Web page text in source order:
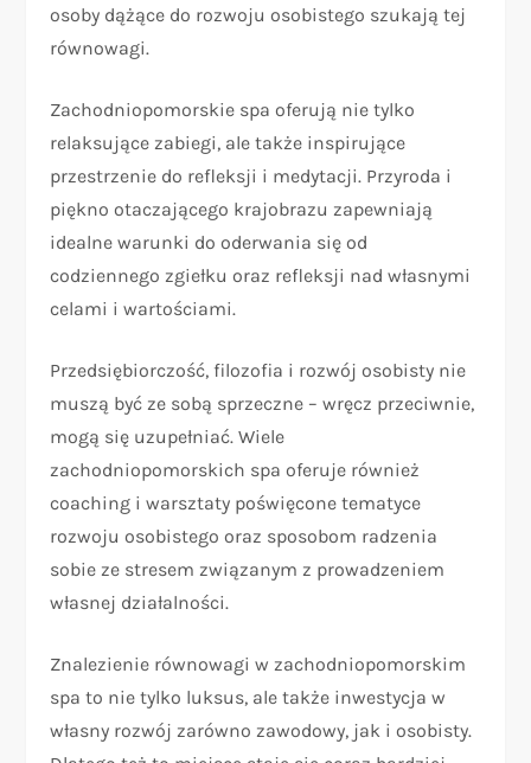
osoby dążące do rozwoju osobistego szukają tej
równowagi.
Zachodniopomorskie spa oferują nie tylko
relaksujące zabiegi, ale także inspirujące
przestrzenie do refleksji i medytacji. Przyroda i
piękno otaczającego krajobrazu zapewniają
idealne warunki do oderwania się od
codziennego zgiełku oraz refleksji nad własnymi
celami i wartościami.
Przedsiębiorczość, filozofia i rozwój osobisty nie
muszą być ze sobą sprzeczne – wręcz przeciwnie,
mogą się uzupełniać. Wiele
zachodniopomorskich spa oferuje również
coaching i warsztaty poświęcone tematyce
rozwoju osobistego oraz sposobom radzenia
sobie ze stresem związanym z prowadzeniem
własnej działalności.
Znalezienie równowagi w zachodniopomorskim
spa to nie tylko luksus, ale także inwestycja w
własny rozwój zarówno zawodowy, jak i osobisty.